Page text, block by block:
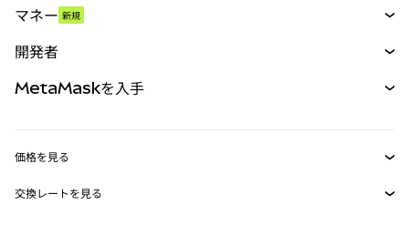
パーペチュアル
RWA
マネー 新規
開発者
MetaMask Connect
MetaMaskを入手
価格を見る
イーサリアムの価格
交換レートを見る